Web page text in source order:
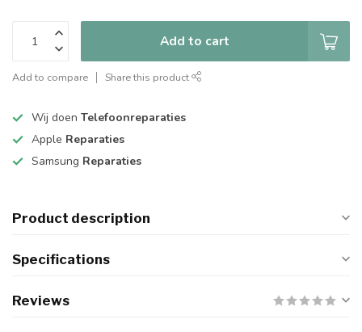
Add to cart
Add to compare Share this product
Wij doen Telefoonreparaties
Apple Reparaties
Samsung Reparaties
Product description
Specifications
Reviews